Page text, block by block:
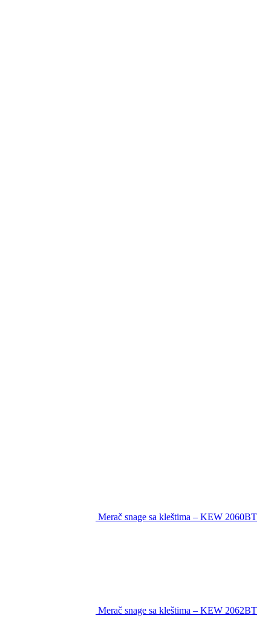
Merač snage sa kleštima – KEW 2060BT
Merač snage sa kleštima – KEW 2062BT